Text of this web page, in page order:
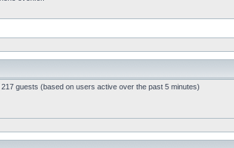
guests (based on users active over the past 5 minutes)